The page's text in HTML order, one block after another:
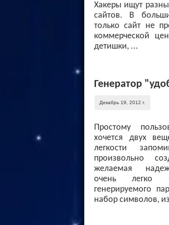
Хакеры ищут
сайтов. В
только сайт не
коммерческой
детишки, ...
Генератор
Декабрь 19, 2012 г.
Простому
хочется двух
легкости
произвольно
желаемая
очень легко
генерируемого
набор символов,